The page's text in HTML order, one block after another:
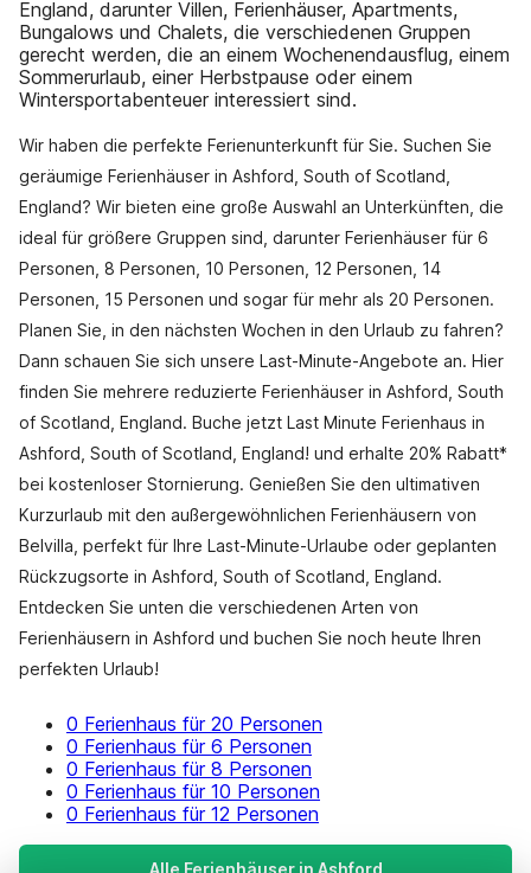
England, darunter Villen, Ferienhäuser, Apartments,
Bungalows und Chalets, die verschiedenen Gruppen
gerecht werden, die an einem Wochenendausflug, einem
Sommerurlaub, einer Herbstpause oder einem
Wintersportabenteuer interessiert sind.
Wir haben die perfekte Ferienunterkunft für Sie. Suchen Sie
geräumige Ferienhäuser in Ashford, South of Scotland,
England? Wir bieten eine große Auswahl an Unterkünften, die
ideal für größere Gruppen sind, darunter Ferienhäuser für 6
Personen, 8 Personen, 10 Personen, 12 Personen, 14
Personen, 15 Personen und sogar für mehr als 20 Personen.
Planen Sie, in den nächsten Wochen in den Urlaub zu fahren?
Dann schauen Sie sich unsere Last-Minute-Angebote an. Hier
finden Sie mehrere reduzierte Ferienhäuser in Ashford, South
of Scotland, England. Buche jetzt Last Minute Ferienhaus in
Ashford, South of Scotland, England! und erhalte 20% Rabatt*
bei kostenloser Stornierung. Genießen Sie den ultimativen
Kurzurlaub mit den außergewöhnlichen Ferienhäusern von
Belvilla, perfekt für Ihre Last-Minute-Urlaube oder geplanten
Rückzugsorte in Ashford, South of Scotland, England.
Entdecken Sie unten die verschiedenen Arten von
Ferienhäusern in Ashford und buchen Sie noch heute Ihren
perfekten Urlaub!
0 Ferienhaus für 20 Personen
0 Ferienhaus für 6 Personen
0 Ferienhaus für 8 Personen
0 Ferienhaus für 10 Personen
0 Ferienhaus für 12 Personen
Alle Ferienhäuser in Ashford